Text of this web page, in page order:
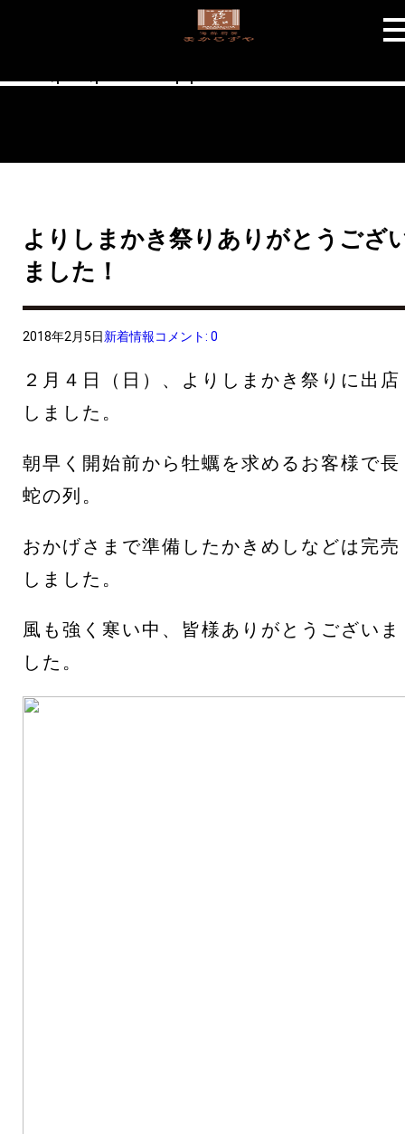
: "continue" targeting switch is equivalent to "break". Did you
よりしまかき祭りありがとうござ
ました！
2018年2月5日新着情報コメント: 0
２月４日（日）、よりしまかき祭りに出店
しました。
朝早く開始前から牡蠣を求めるお客様で長
蛇の列。
おかげさまで準備したかきめしなどは完売
しました。
風も強く寒い中、皆様ありがとうございま
した。